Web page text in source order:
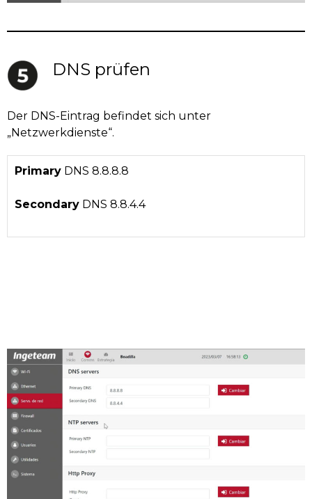
DNS prüfen
Der DNS-Eintrag befindet sich unter
„Netzwerkdienste“.
Primary DNS 8.8.8.8
Secondary DNS 8.8.4.4